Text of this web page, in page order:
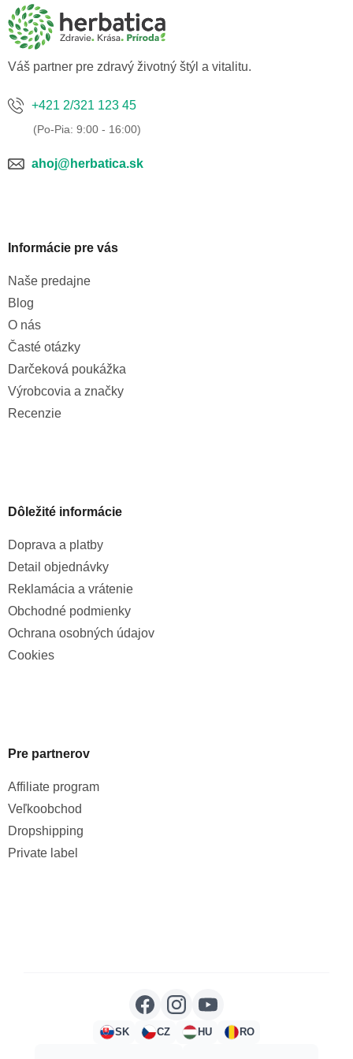
Váš partner pre zdravý životný štýl a vitalitu.
+421 2/321 123 45
ahoj@herbatica.sk
Informácie pre vás
Naše predajne
Blog
O nás
Časté otázky
Darčeková poukážka
Výrobcovia a značky
Recenzie
Dôležité informácie
Doprava a platby
Detail objednávky
Reklamácia a vrátenie
Obchodné podmienky
Ochrana osobných údajov
Cookies
Pre partnerov
Affiliate program
Veľkoobchod
Dropshipping
Private label
SK CZ HU RO